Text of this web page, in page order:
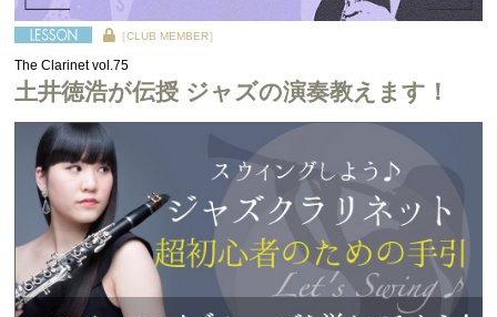
［CLUB MEMBER］
The Clarinet vol.75
土井徳浩が伝授 ジャズの演奏教えます！